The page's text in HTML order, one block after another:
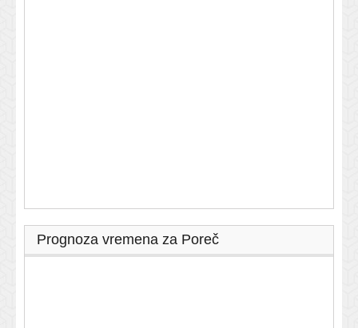
Prognoza vremena za Poreč